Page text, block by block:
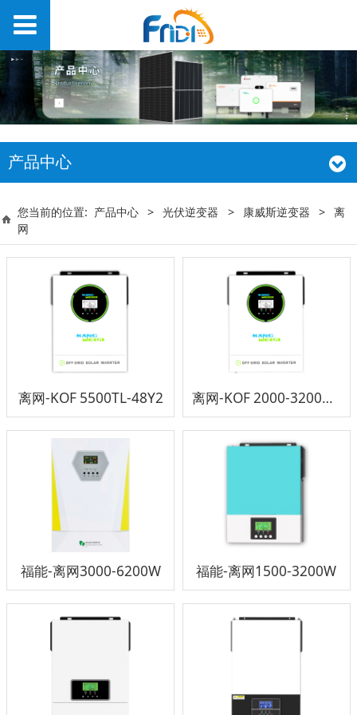
产品中心
您当前的位置: 产品中心 > 光伏逆变器 > 康威斯逆变器 > 离
网
离网-KOF 5500TL-48Y2 离网-KOF 2000-3200TL-24X2
福能-离网3000-6200W 福能-离网1500-3200W